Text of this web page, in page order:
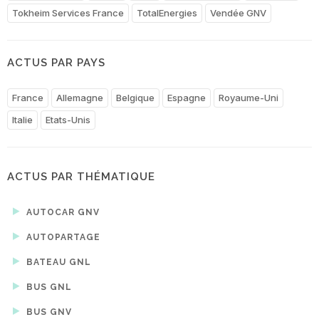
Tokheim Services France
TotalEnergies Vendée GNV
ACTUS PAR PAYS
France Allemagne Belgique Espagne
Royaume-Uni
Italie
Etats-Unis
ACTUS PAR THÉMATIQUE
AUTOCAR GNV
AUTOPARTAGE
BATEAU GNL
BUS GNL
BUS GNV